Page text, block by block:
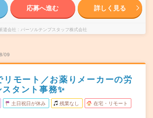
応募へ進む 詳しく見る
遣会社 パーソルテンプスタッフ株式会社
09
リモート／お薬りメーカーの労
タント事務✨
土日祝日が休み 残業なし 在宅・リモート